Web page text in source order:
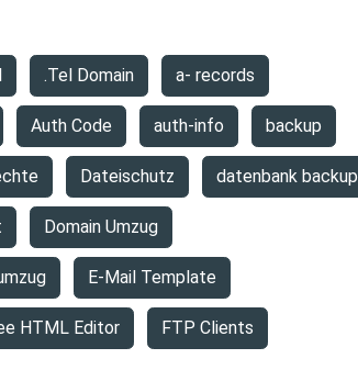
.Tel Domain a- records
Auth Code auth-info backup
Dateischutz datenbank backup
Domain Umzug
E-Mail Template
HTML Editor FTP Clients